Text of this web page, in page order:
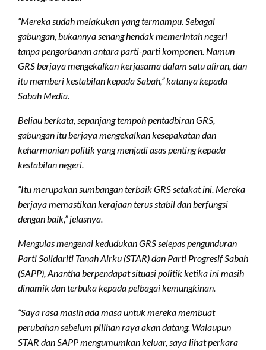
“Mereka sudah melakukan yang termampu. Sebagai
gabungan, bukannya senang hendak memerintah negeri
tanpa pengorbanan antara parti-parti komponen. Namun
GRS berjaya mengekalkan kerjasama dalam satu aliran, dan
itu memberi kestabilan kepada Sabah,” katanya kepada
Sabah Media.
Beliau berkata, sepanjang tempoh pentadbiran GRS,
gabungan itu berjaya mengekalkan kesepakatan dan
keharmonian politik yang menjadi asas penting kepada
kestabilan negeri.
“Itu merupakan sumbangan terbaik GRS setakat ini. Mereka
berjaya memastikan kerajaan terus stabil dan berfungsi
dengan baik,” jelasnya.
Mengulas mengenai kedudukan GRS selepas pengunduran
Parti Solidariti Tanah Airku (STAR) dan Parti Progresif Sabah
(SAPP), Anantha berpendapat situasi politik ketika ini masih
dinamik dan terbuka kepada pelbagai kemungkinan.
“Saya rasa masih ada masa untuk mereka membuat
perubahan sebelum pilihan raya akan datang. Walaupun
STAR dan SAPP mengumumkan keluar, saya lihat perkara